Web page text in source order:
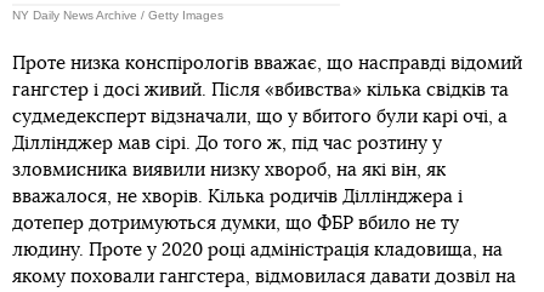
NY Daily News Archive / Getty Images
Проте низка конспірологів вважає, що насправді відомий
гангстер і досі живий. Після «вбивства» кілька свідків та
судмедексперт відзначали, що у вбитого були карі очі, а
Діллінджер мав сірі. До того ж, під час розтину у
зловмисника виявили низку хвороб, на які він, як
вважалося, не хворів. Кілька родичів Діллінджера і
дотепер дотримуються думки, що ФБР вбило не ту
людину. Проте у 2020 році адміністрація кладовища, на
якому поховали гангстера, відмовилася давати дозвіл на